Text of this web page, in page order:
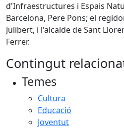
d'Infraestructures i Espais
Barcelona, Pere Pons; el
Julibert, i l'alcalde de Sant
Ferrer.
Contingut
Temes
Cultura
Educació
Joventut